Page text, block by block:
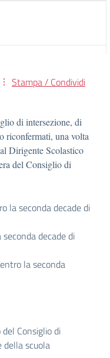
Stampa / Condividi
di intersezione, di
riconfermati, una volta
Dirigente Scolastico
del Consiglio di
la seconda decade di
decade di
la seconda
Consiglio di
della scuola